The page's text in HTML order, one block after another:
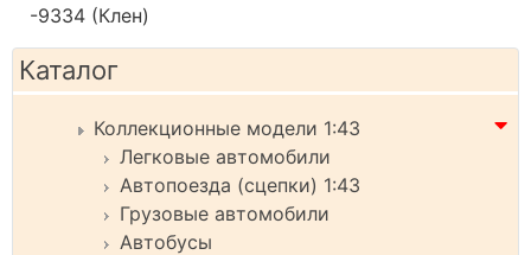
-9334 (Клен)
Каталог
Коллекционные модели 1:43
Легковые автомобили
Автопоезда (сцепки) 1:43
Грузовые автомобили
Автобусы